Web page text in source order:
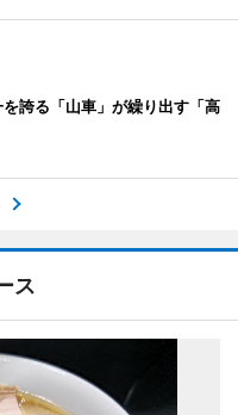
誇る「山車」が繰り出す「高
ス